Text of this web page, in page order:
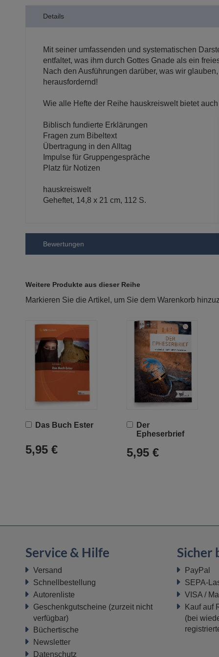
Bildergalerie
Details
Mit seiner umfassenden und systematischen
entfaltet, was ihm durch Gottes Gnade als ein
Nach den Ausführungen darüber, was wir
herausfordernd!
Wie alle Hefte der Reihe hauskreiswelt bietet
Biblisch fundierte Erklärungen
Fragen zum Bibeltext
Übertragung in den Alltag
Impulse für Gruppengespräche
Platz für Notizen
hauskreiswelt
Geheftet, 14,8 x 21 cm, 112 S.
Bewertungen
Weitere Produkte aus dieser Reihe
Markieren Sie die Artikel, um Sie dem Warenkorb
Das Buch Ester
5,95 €
In
Der
Epheserbrief
5,95 €
In
den
Warenkorb
Service & Hilfe
Versand
Schnellbestellung
Autorenliste
Geschenkgutscheine (zurzeit nicht
verfügbar)
Büchertische
Newsletter
Datenschutz
Sicher
PayPal
SEPA-
VISA /
Kauf auf
(bei